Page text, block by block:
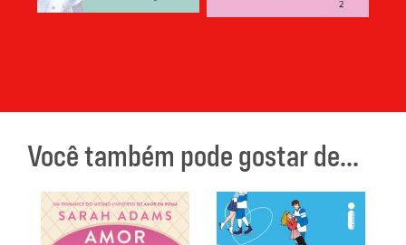
Você também pode gostar de...